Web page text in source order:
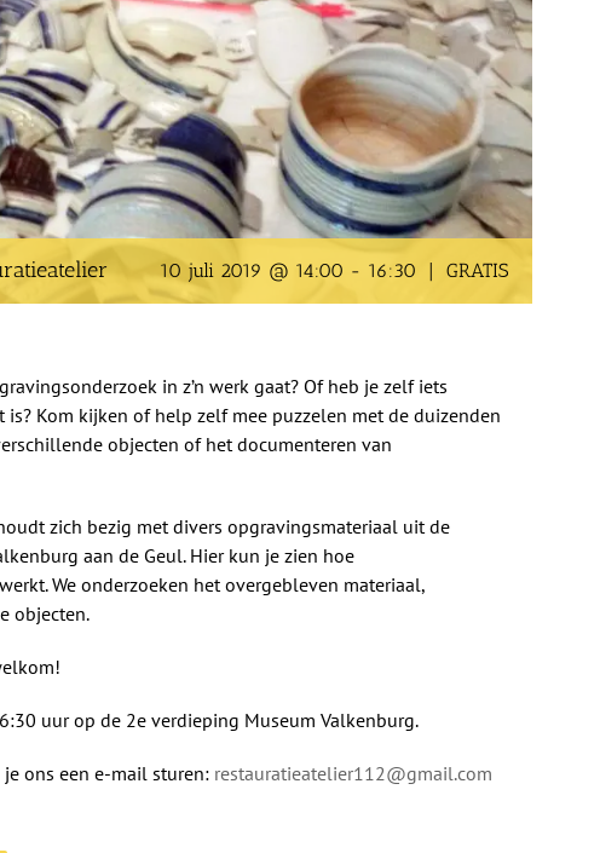
10 juli 2019 @ 14:00 - 16:30 | GRATIS
in z’n werk gaat? Of heb je zelf iets
Kom kijken of help zelf mee puzzelen met de duizenden
objecten of het documenteren van
zich bezig met divers opgravingsmateriaal uit de
aan de Geul. Hier kun je zien hoe
We onderzoeken het overgebleven materiaal,
objecten.
uur op de 2e verdieping Museum Valkenburg.
ons een e-mail sturen: restauratieatelier112@gmail.com